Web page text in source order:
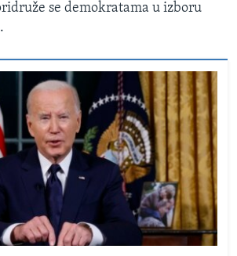
se demokratama u izboru